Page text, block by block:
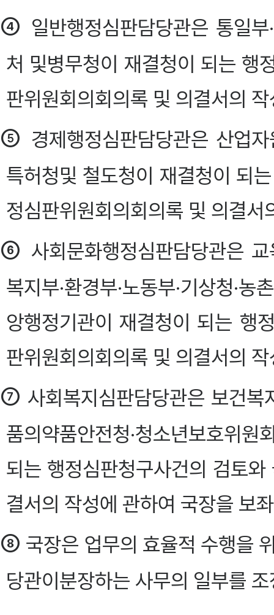
④ 일반행정심판담당관은 통일부
처 및병무청이 재결청이 되는 행
판위원회의회의록 및 의결서의
⑤ 경제행정심판담당관은 산업자
특허청및 철도청이 재결청이 되
정심판위원회의회의록 및 의결
⑥ 사회문화행정심판담당관은 교
복지부·환경부·노동부·기상청·
앙행정기관이 재결청이 되는 행
판위원회의회의록 및 의결서의
⑦ 사회복지심판담당관은 보건복
품의약품안전청·청소년보호위
되는 행정심판청구사건의 검토
결서의 작성에 관하여 국장을 보
⑧ 국장은 업무의 효율적 수행을
당관이분장하는 사무의 일부를